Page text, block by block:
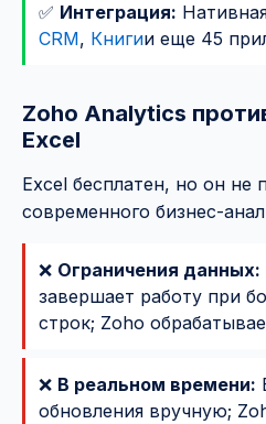
✅ Интеграция:
CRM, Книгии еще 45
Zoho Analytics
Excel
Excel бесплатен, но он не
современного бизнес-
❌ Ограничения данных:
завершает работу при
строк; Zoho
❌ В реальном времени:
обновления вручную;